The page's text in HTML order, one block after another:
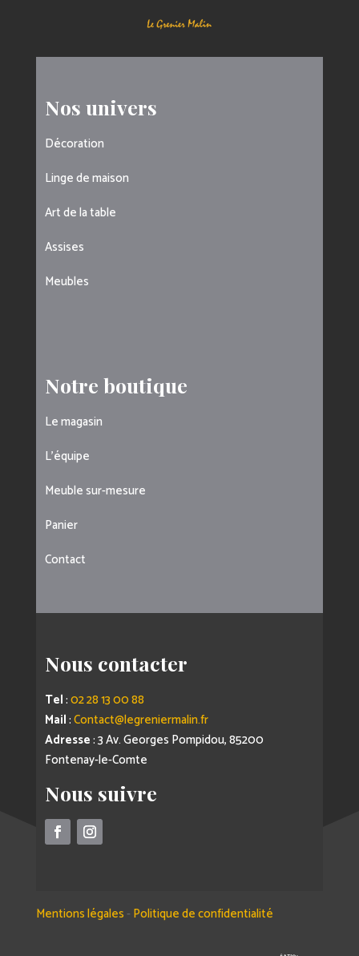
Nos univers
Décoration
Linge de maison
Art de la table
Assises
Meubles
Notre boutique
Le magasin
L’équipe
Meuble sur-mesure
Panier
Contact
Nous contacter
Tel:02 28 13 00 88
Mail:Contact@legreniermalin.fr
Adresse: 3 Av. Georges Pompidou, 85200
Fontenay-le-Comte
Nous suivre
Mentions légales - Politique de confidentialité